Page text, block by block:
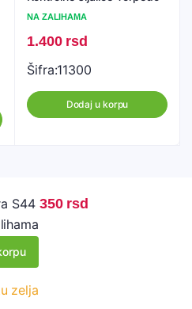
NA ZALIHAMA
1.400 rsd
Šifra:11300
Dodaj u korpu
S44 350 rsd
zelja